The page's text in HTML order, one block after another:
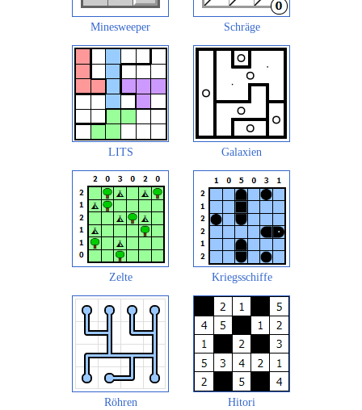
Minesweeper Schräge
LITS Galaxien
Zelte Kriegsschiffe
Röhren Hitori